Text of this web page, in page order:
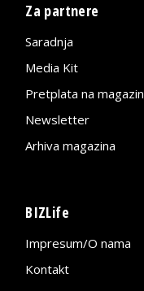
Za partnere
Saradnja
Media Kit
Pretplata na magazin
Newsletter
Arhiva magazina
BIZLife
Impresum/O nama
Kontakt